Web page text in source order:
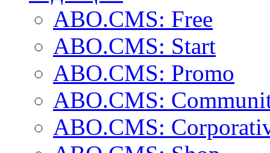
ABO.CMS: Free
ABO.CMS: Start
ABO.CMS: Promo
ABO.CMS:
ABO.CMS: